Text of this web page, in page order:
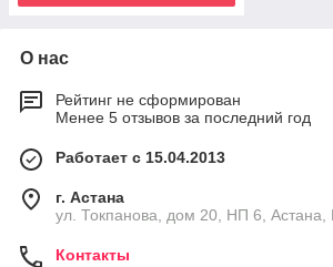
О нас
Рейтинг не сформирован
Менее 5 отзывов за последний год
Работает с 15.04.2013
г. Астана
ул. Токпанова, дом 20, НП 6, Астана,
Контакты